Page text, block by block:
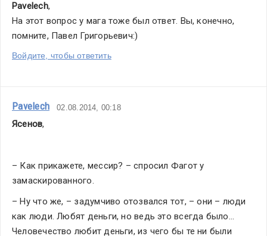
Pavelech,
На этот вопрос у мага тоже был ответ. Вы, конечно,
помните, Павел Григорьевич:)
Войдите, чтобы ответить
Pavelech 02.08.2014, 00:18
Ясенов,
– Как прикажете, мессир? – спросил Фагот у
замаскированного.
– Ну что же, – задумчиво отозвался тот, – они – люди
как люди. Любят деньги, но ведь это всегда было...
Человечество любит деньги, из чего бы те ни были